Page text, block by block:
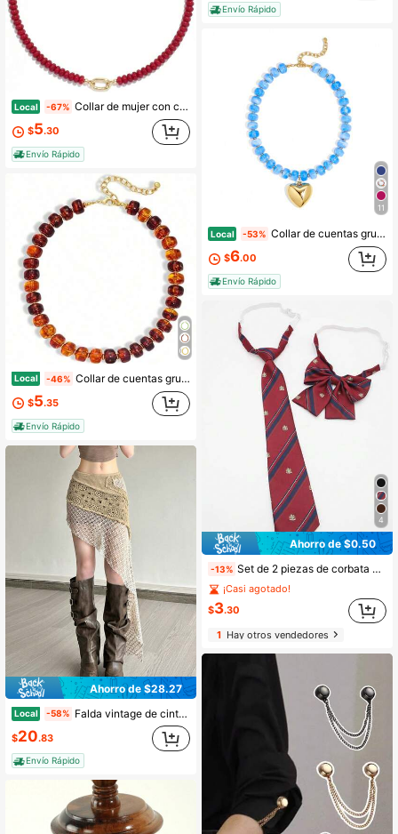
Local -67% Collar de mujer con cuentas de piedras preciosas, estilo bohemio, cadena de cuello colorida, cuentas de piedra natural falsa, joyería hecha a mano para la playa de verano
$5.30
Envío Rápido
Local -46% Collar de cuentas gruesas para mujeres, collar de declaración boho colorido, collar de cuentas grandes de resina dorada gruesa, joyería impermeable de verano para playa, regalos para
$5.35
Envío Rápido
Ahorro de $28.27
Local -58% Falda vintage de cintura alta con bajo asimétrico para mujer
$20.83
Envío Rápido
Envío Rápido
11
Local -53% Collar de cuentas gruesas para mujer, collar tipo choker con corazón inflado dorado, collares con colgante de corazón de cuentas de resina colorida, joyería de declaración
$6.00
Envío Rápido
4
Ahorro de $0.50
-13% Set de 2 piezas de corbata y pajarita a rayas burdeos, adecuado para vestimenta académica de graduación, festivales, viajes, discoteca
¡Casi agotado!
$3.30
1Hay otros vendedores